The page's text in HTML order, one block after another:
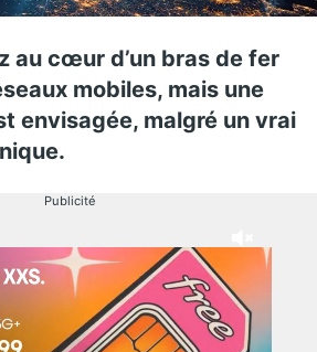
au cœur d’un bras de fer
mobiles, mais une
envisagée, malgré un vrai
Publicité